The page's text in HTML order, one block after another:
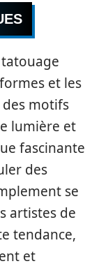
et les
motifs
lumière et
fascinante
des
se
artistes de
tendance,
et